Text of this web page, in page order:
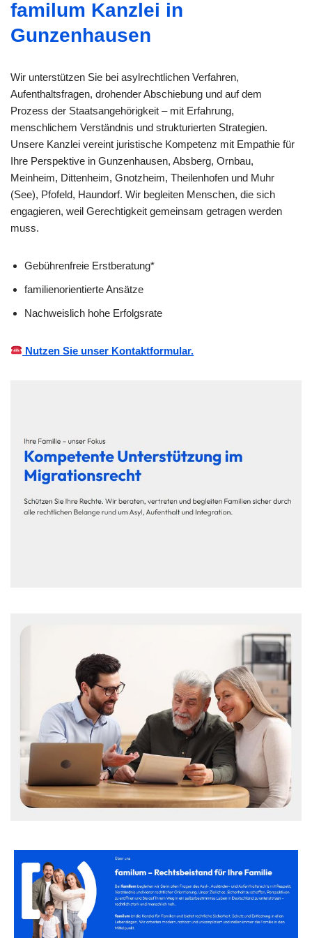
familum Kanzlei in
Gunzenhausen
Wir unterstützen Sie bei asylrechtlichen Verfahren,
Aufenthaltsfragen, drohender Abschiebung und auf dem
Prozess der Staatsangehörigkeit – mit Erfahrung,
menschlichem Verständnis und strukturierten Strategien.
Unsere Kanzlei vereint juristische Kompetenz mit Empathie für
Ihre Perspektive in Gunzenhausen, Absberg, Ornbau,
Meinheim, Dittenheim, Gnotzheim, Theilenhofen und Muhr
(See), Pfofeld, Haundorf. Wir begleiten Menschen, die sich
engagieren, weil Gerechtigkeit gemeinsam getragen werden
muss.
Gebührenfreie Erstberatung*
familienorientierte Ansätze
Nachweislich hohe Erfolgsrate
Nutzen Sie unser Kontaktformular.